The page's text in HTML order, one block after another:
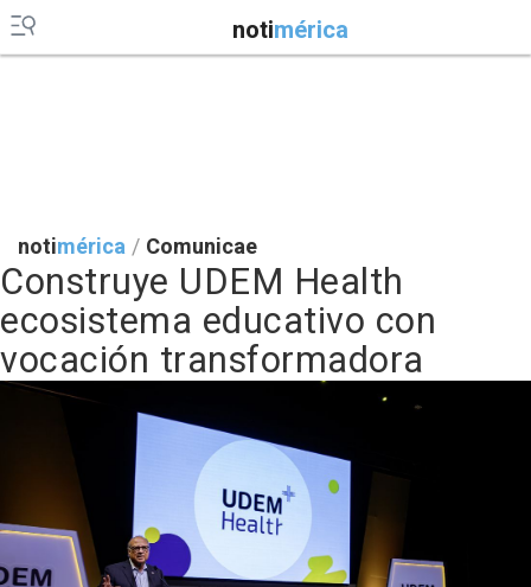
notimérica
notimérica/ Comunicae
Construye UDEM Health
ecosistema educativo con
vocación transformadora